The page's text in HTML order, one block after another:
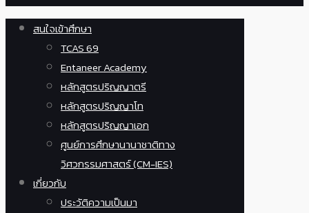
สนใจเข้าศึกษา
TCAS 69
Entaneer Academy
หลักสูตรปริญญาตรี
หลักสูตรปริญญาโท
หลักสูตรปริญญาเอก
ศูนย์การศึกษานานาชาติทาง
วิศวกรรมศาสตร์ (CM-IES)
เกี่ยวกับ
ประวัติความเป็นมา